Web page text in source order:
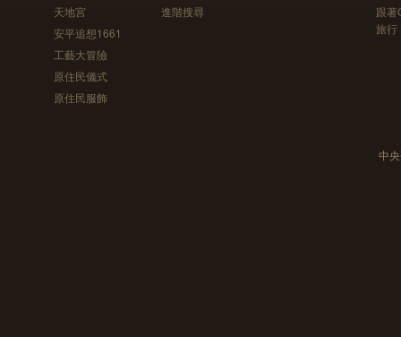
天地宮
安平追想1661
工藝大冒險
原住民儀式
原住民服飾
進階搜尋
跟
旅行
中